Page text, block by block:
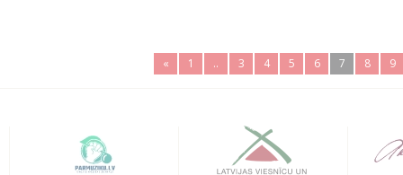
« 1 .. 3 4 5 6 7 8 9